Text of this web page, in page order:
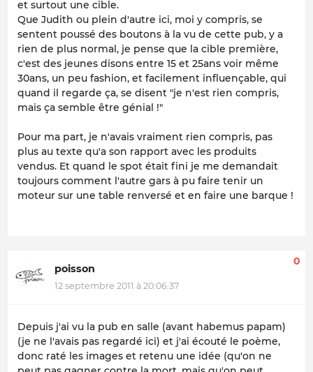
et surtout une cible.
Que Judith ou plein d'autre ici, moi y compris, se
sentent poussé des boutons à la vu de cette pub, y a
rien de plus normal, je pense que la cible première,
c'est des jeunes disons entre 15 et 25ans voir même
30ans, un peu fashion, et facilement influençable, qui
quand il regarde ça, se disent "je n'est rien compris,
mais ça semble être génial !"
Pour ma part, je n'avais vraiment rien compris, pas
plus au texte qu'a son rapport avec les produits
vendus. Et quand le spot était fini je me demandait
toujours comment l'autre gars à pu faire tenir un
moteur sur une table renversé et en faire une barque !
poisson
12 septembre 2011 à 20:06:37
0
Depuis j'ai vu la pub en salle (avant habemus papam)
(je ne l'avais pas regardé ici) et j'ai écouté le poème,
donc raté les images et retenu une idée (qu'on ne